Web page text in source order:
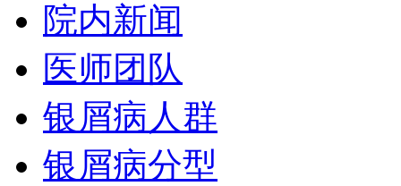
院内新闻
医师团队
银屑病人群
银屑病分型